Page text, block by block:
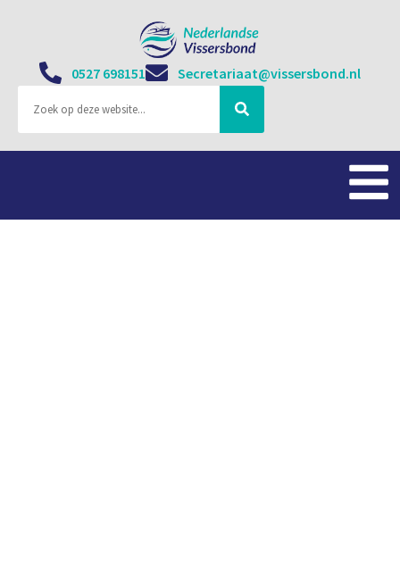
0527 698151 Secretariaat@vissersbond.nl